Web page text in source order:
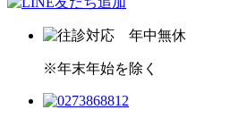
※年末年始を除く